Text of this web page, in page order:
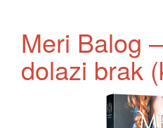
Meri Balog
dolazi brak